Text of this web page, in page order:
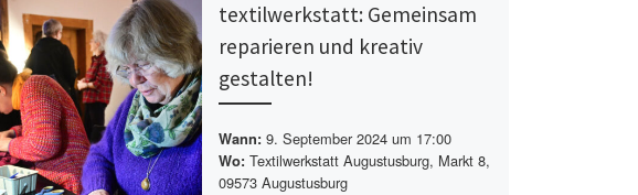
textilwerkstatt: Gemeinsam
reparieren und kreativ
gestalten!
Wann: 9. September 2024 um 17:00
Wo: Textilwerkstatt Augustusburg, Markt 8,
09573 Augustusburg